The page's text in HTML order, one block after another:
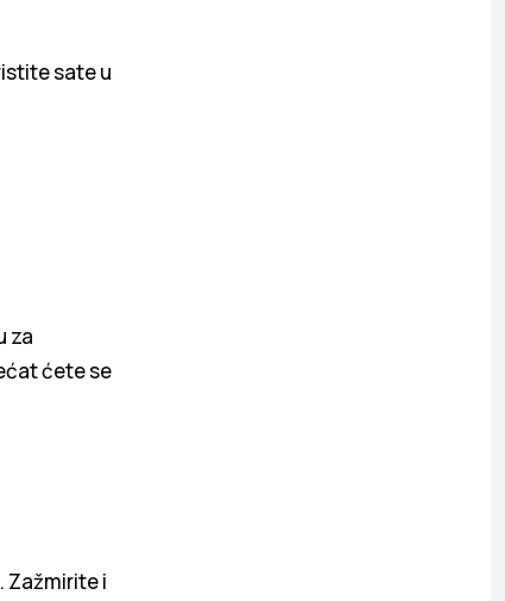
sate u
za
ćete se
Zažmirite i